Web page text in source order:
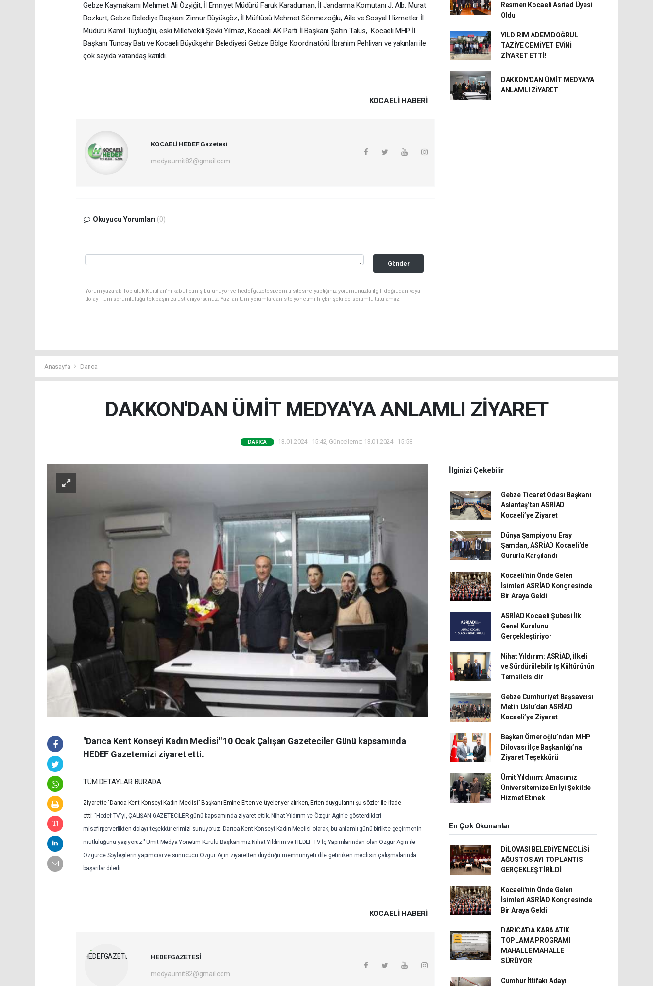
Gebze Kaymakamı Mehmet Ali Özyiğit, İl Emniyet Müdürü Faruk Karaduman, İl Jandarma Komutanı J. Alb. Murat
Bozkurt, Gebze Belediye Başkanı Zinnur Büyükgöz, İl Müftüsü Mehmet Sönmezoğlu, Aile ve Sosyal Hizmetler İl
Müdürü Kamil Tüylüoğlu, eski Milletvekili Şevki Yılmaz, Kocaeli AK Parti İl Başkanı Şahin Talus, Kocaeli MHP İl
Başkanı Tuncay Batı ve Kocaeli Büyükşehir Belediyesi Gebze Bölge Koordinatörü İbrahim Pehlivan ve yakınları ile
çok sayıda vatandaş katıldı.
KOCAELI HABERİ
KOCAELİ HEDEF Gazetesi
medyaumit82@gmail.com
Okuyucu Yorumları (0)
Gönder
Yorum yazarak Topluluk Kuralları’nı kabul etmiş bulunuyor ve hedefgazetesi.com.tr sitesine yaptığınız yorumunuzla ilgili doğrudan veya
dolaylı tüm sorumluluğu tek başınıza üstleniyorsunuz. Yazılan tüm yorumlardan site yönetimi hiçbir şekilde sorumlu tutulamaz.
Resmen Kocaeli Asriad Üyesi
Oldu
YILDIRIM ADEM DOĞRUL
TAZİYE CEMİYET EVİNİ
ZİYARET ETTİ!
DAKKON'DAN ÜMİT MEDYA'YA
ANLAMLI ZİYARET
Anasayfa Darıca
DAKKON'DAN ÜMİT MEDYA'YA ANLAMLI ZİYARET
DARICA 13.01.2024 - 15:42, Güncelleme: 13.01.2024 - 15:58
"Darıca Kent Konseyi Kadın Meclisi" 10 Ocak Çalışan Gazeteciler Günü kapsamında
HEDEF Gazetemizi ziyaret etti.
TÜM DETAYLAR BURADA
Ziyarette "Darıca Kent Konseyi Kadın Meclisi" Başkanı Emine Erten ve üyeler yer alırken, Erten duygularını şu sözler ile ifade
etti: "Hedef TV'yi, ÇALIŞAN GAZETECİLER günü kapsamında ziyaret ettik. Nihat Yıldırım ve Özgür Agin'e gösterdikleri
misafirperverlikten dolayı teşekkürlerimizi sunuyoruz. Darıca Kent Konseyi Kadın Meclisi olarak, bu anlamlı günü birlikte geçirmenin
mutluluğunu yaşıyoruz." Ümit Medya Yönetim Kurulu Başkanımız Nihat Yıldırım ve HEDEF TV İç Yapımlarından olan Özgür Agin ile
Özgürce Söyleşilerin yapımcısı ve sunucucu Özgür Agin ziyaretten duyduğu memnuniyeti dile getirirken meclisin çalışmalarında
başarılar diledi.
KOCAELI HABERİ
HEDEFGAZETESİ
medyaumit82@gmail.com
İlginizi Çekebilir
Gebze Ticaret Odası Başkanı
Aslantaş’tan ASRİAD
Kocaeli’ye Ziyaret
Dünya Şampiyonu Eray
Şamdan, ASRİAD Kocaeli'de
Gururla Karşılandı
Kocaeli'nin Önde Gelen
İsimleri ASRİAD Kongresinde
Bir Araya Geldi
ASRİAD Kocaeli Şubesi İlk
Genel Kurulunu
Gerçekleştiriyor
Nihat Yıldırım: ASRİAD, İlkeli
ve Sürdürülebilir İş Kültürünün
Temsilcisidir
Gebze Cumhuriyet Başsavcısı
Metin Uslu’dan ASRİAD
Kocaeli’ye Ziyaret
Başkan Ömeroğlu’ndan MHP
Dilovası İlçe Başkanlığı’na
Ziyaret Teşekkürü
Ümit Yıldırım: Amacımız
Üniversitemize En İyi Şekilde
Hizmet Etmek
En Çok Okunanlar
DİLOVASI BELEDİYE MECLİSİ
AĞUSTOS AYI TOPLANTISI
GERÇEKLEŞTİRİLDİ
Kocaeli'nin Önde Gelen
İsimleri ASRİAD Kongresinde
Bir Araya Geldi
DARICA'DA KABA ATIK
TOPLAMA PROGRAMI
MAHALLE MAHALLE
SÜRÜYOR
Cumhur İttifakı Adayı